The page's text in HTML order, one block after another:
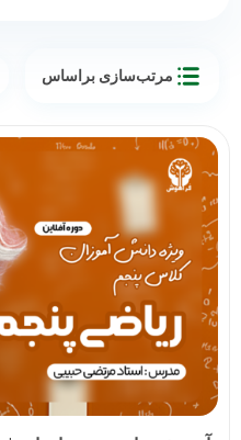
مرتب‌سازی براساس